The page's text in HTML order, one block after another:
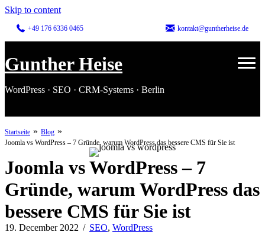
Skip to content
+49 176 6336 0465 kontakt@guntherheise.de
Gunther Heise
WordPress · SEO · CRM-Systems · Berlin
Startseite » Blog »
Joomla vs WordPress – 7 Gründe, warum WordPress das bessere CMS für Sie ist
Joomla vs WordPress – 7
Gründe, warum WordPress das
bessere CMS für Sie ist
19. December 2022 / SEO, WordPress